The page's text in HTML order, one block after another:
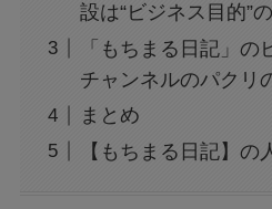
設は“ビジネス目的”
「もちまる日記」
チャンネルのパクリ
まとめ
【もちまる日記】の